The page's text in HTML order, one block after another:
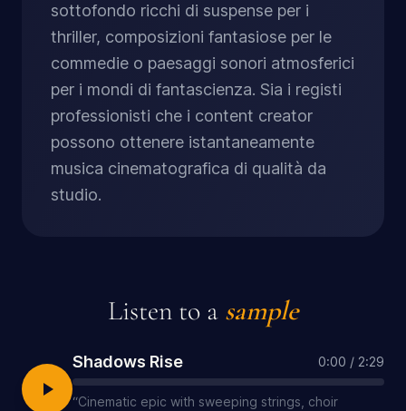
sottofondo ricchi di suspense per i
thriller, composizioni fantasiose per le
commedie o paesaggi sonori atmosferici
per i mondi di fantascienza. Sia i registi
professionisti che i content creator
possono ottenere istantaneamente
musica cinematografica di qualità da
studio.
Listen to a sample
Shadows Rise 0:00 / 2:29
“Cinematic epic with sweeping strings, choir